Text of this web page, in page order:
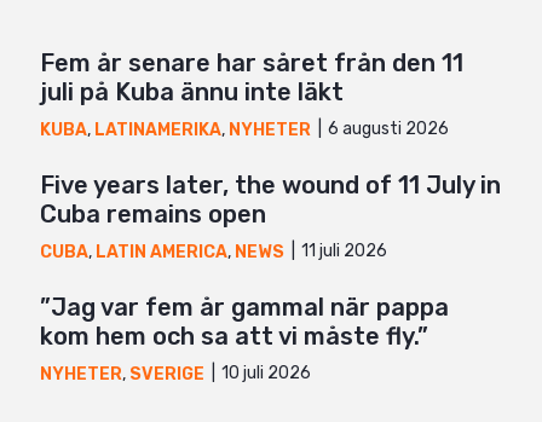
Mail
Fem år senare har såret från den 11
juli på Kuba ännu inte läkt
KUBA, LATINAMERIKA, NYHETER 6 augusti 2026
Five years later, the wound of 11 July in
Cuba remains open
CUBA, LATIN AMERICA, NEWS 11 juli 2026
”Jag var fem år gammal när pappa
kom hem och sa att vi måste fly.”
NYHETER, SVERIGE 10 juli 2026